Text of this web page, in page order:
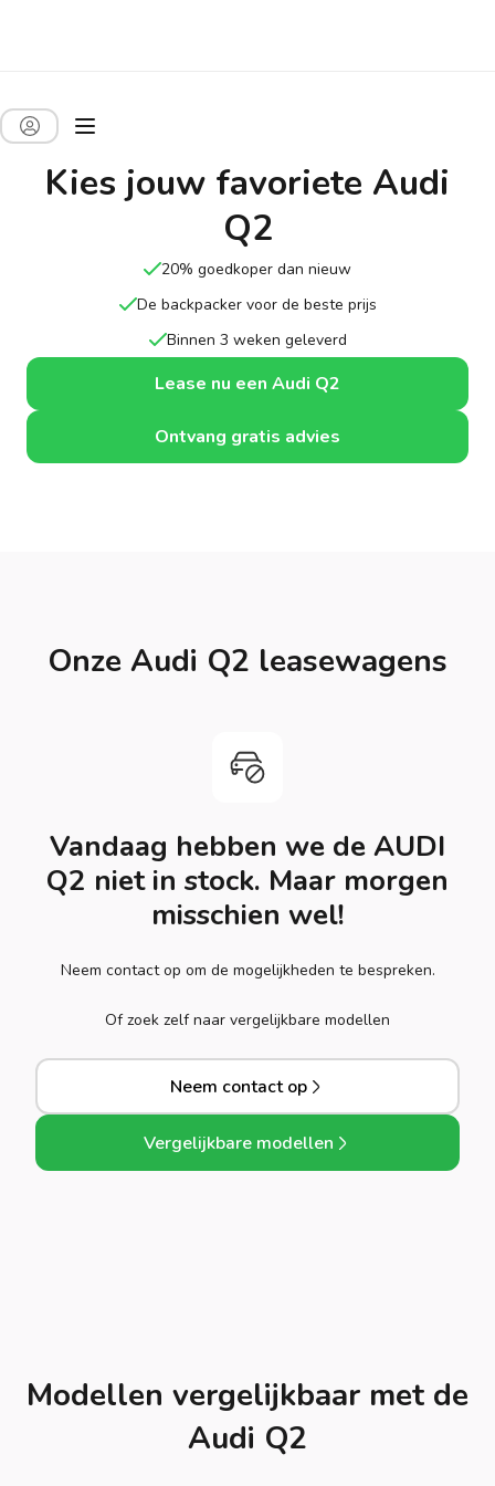
Kies jouw favoriete Audi
Q2
20% goedkoper dan nieuw
De backpacker voor de beste prijs
Binnen 3 weken geleverd
Lease nu een Audi Q2
Ontvang gratis advies
Onze Audi Q2 leasewagens
Vandaag hebben we de AUDI
Q2 niet in stock. Maar morgen
misschien wel!
Neem contact op om de mogelijkheden te bespreken.
Of zoek zelf naar vergelijkbare modellen
Neem contact op
Vergelijkbare modellen
Modellen vergelijkbaar met de
Audi Q2